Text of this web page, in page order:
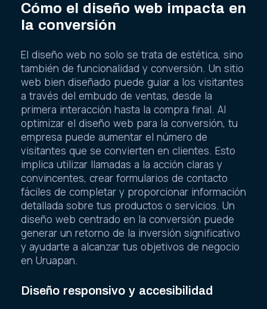
Cómo el diseño web impacta en
la conversión
El diseño web no solo se trata de estética, sino
también de funcionalidad y conversión. Un sitio
web bien diseñado puede guiar a los visitantes
a través del embudo de ventas, desde la
primera interacción hasta la compra final. Al
optimizar el diseño web para la conversión, tu
empresa puede aumentar el número de
visitantes que se convierten en clientes. Esto
implica utilizar llamadas a la acción claras y
convincentes, crear formularios de contacto
fáciles de completar y proporcionar información
detallada sobre tus productos o servicios. Un
diseño web centrado en la conversión puede
generar un retorno de la inversión significativo
y ayudarte a alcanzar tus objetivos de negocio
en Uruapan.
Diseño responsivo y accesibilidad